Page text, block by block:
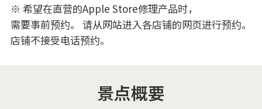
※ 希望在直营的Apple Store修理产品时，
需要事前预约。 请从网站进入各店铺的网页进行预约。
店铺不接受电话预约。
景点概要